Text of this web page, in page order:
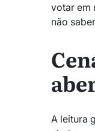
votar em
não
A leitura